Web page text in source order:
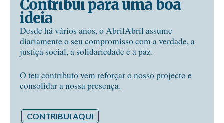
Contribui para uma boa
ideia
Desde há vários anos, o AbrilAbril assume
diariamente o seu compromisso com a verdade, a
justiça social, a solidariedade e a paz.
O teu contributo vem reforçar o nosso projecto e
consolidar a nossa presença.
CONTRIBUI AQUI